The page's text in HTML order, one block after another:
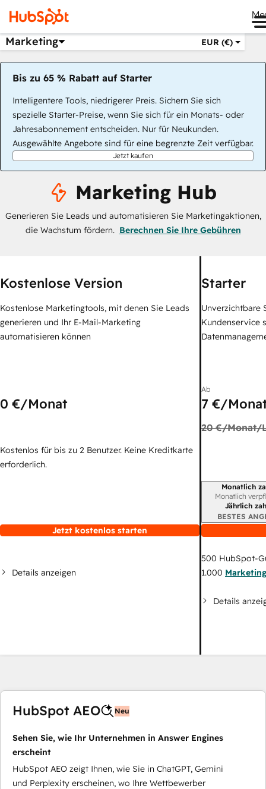
Marketing EUR (€)
Bis zu 65 % Rabatt auf Starter
Intelligentere Tools, niedrigerer Preis. Sichern Sie sich
spezielle Starter-Preise, wenn Sie sich für ein Monats- oder
Jahresabonnement entscheiden. Nur für Neukunden.
Ausgewählte Angebote sind für eine begrenzte Zeit verfügbar.
Jetzt kaufen
Marketing Hub
Generieren Sie Leads und automatisieren Sie Marketingaktionen,
die Wachstum fördern. Berechnen Sie Ihre Gebühren
Kostenlose Version
Kostenlose Marketingtools, mit denen Sie Leads
generieren und Ihr E-Mail-Marketing
automatisieren können
0 €/Monat
Kostenlos für bis zu 2 Benutzer. Keine Kreditkarte
erforderlich.
Jetzt kostenlos starten
Details anzeigen
Starter
Unverzichtbare
Kundenservice
Ab
7 €/
20 €/Monat/
Monatlich
Monatlich
Jährlich
BESTES
500 HubSpot-
1.000
Details
HubSpot AEO Neu
Sehen Sie, wie Ihr Unternehmen in Answer Engines
erscheint
HubSpot AEO zeigt Ihnen, wie Sie in ChatGPT, Gemini
und Perplexity erscheinen, wo Ihre Wettbewerber